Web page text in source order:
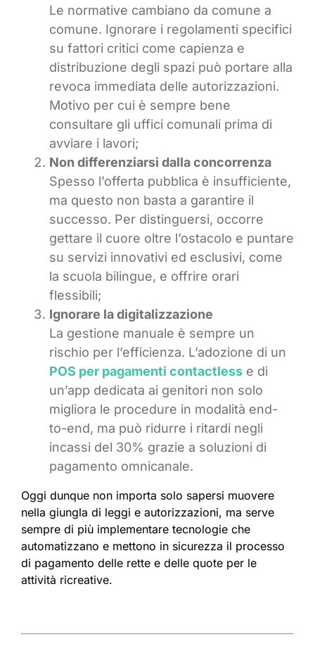
Le normative cambiano da comune a
comune. Ignorare i regolamenti specifici
su fattori critici come capienza e
distribuzione degli spazi può portare alla
revoca immediata delle autorizzazioni.
Motivo per cui è sempre bene
consultare gli uffici comunali prima di
avviare i lavori;
Non differenziarsi dalla concorrenza
Spesso l’offerta pubblica è insufficiente,
ma questo non basta a garantire il
successo. Per distinguersi, occorre
gettare il cuore oltre l’ostacolo e puntare
su servizi innovativi ed esclusivi, come
la scuola bilingue, e offrire orari
flessibili;
Ignorare la digitalizzazione
La gestione manuale è sempre un
rischio per l’efficienza. L’adozione di un
POS per pagamenti contactless e di
un’app dedicata ai genitori non solo
migliora le procedure in modalità end-
to-end, ma può ridurre i ritardi negli
incassi del 30% grazie a soluzioni di
pagamento omnicanale.
Oggi dunque non importa solo sapersi muovere
nella giungla di leggi e autorizzazioni, ma serve
sempre di più implementare tecnologie che
automatizzano e mettono in sicurezza il processo
di pagamento delle rette e delle quote per le
attività ricreative.